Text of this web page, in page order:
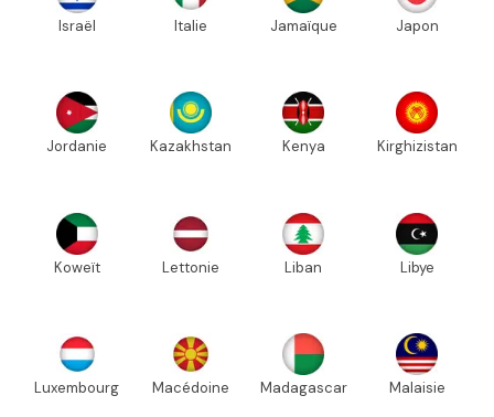
Israël Italie Jamaïque Japon
Jordanie Kazakhstan Kenya Kirghizistan
Koweït Lettonie Liban Libye
Luxembourg Macédoine Madagascar Malaisie